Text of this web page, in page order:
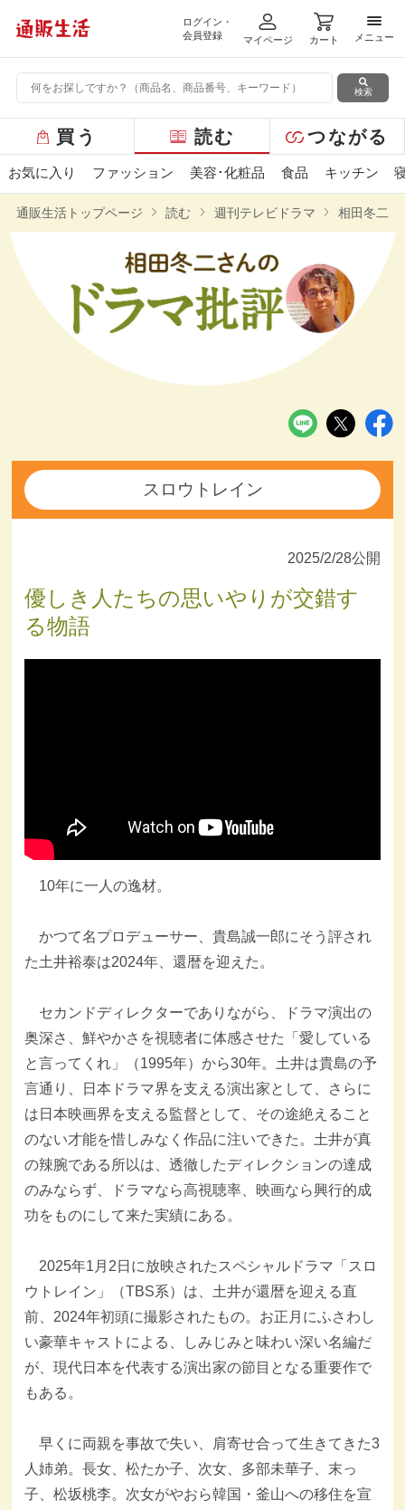
ログイン・
会員登録
マイページ カート
メニ
メニュー
検索
ー
バ
ニ
買う 読む つながる
お気に入り ファッション 美容･化粧品 食品 キッチン
通販生活トップページ 読む 週刊テレビドラマ 相田冬二さ
スロウトレイン
2025/2/28公開
優しき人たちの思いやりが交錯す
る物語
10年に一人の逸材。
かつて名プロデューサー、貴島誠一郎にそう評され
た土井裕泰は2024年、還暦を迎えた。
セカンドディレクターでありながら、ドラマ演出の
奥深さ、鮮やかさを視聴者に体感させた「愛している
と言ってくれ」（1995年）から30年。土井は貴島の予
言通り、日本ドラマ界を支える演出家として、さらに
は日本映画界を支える監督として、その途絶えること
のない才能を惜しみなく作品に注いできた。土井が真
の辣腕である所以は、透徹したディレクションの達成
のみならず、ドラマなら高視聴率、映画なら興行的成
功をものにして来た実績にある。
2025年1月2日に放映されたスペシャルドラマ「スロ
ウトレイン」（TBS系）は、土井が還暦を迎える直
前、2024年初頭に撮影されたもの。お正月にふさわし
い豪華キャストによる、しみじみと味わい深い名編だ
が、現代日本を代表する演出家の節目となる重要作で
もある。
早くに両親を事故で失い、肩寄せ合って生きてきた3
人姉弟。長女、松たか子、次女、多部未華子、末っ
子、松坂桃李。次女がやおら韓国・釜山への移住を宣